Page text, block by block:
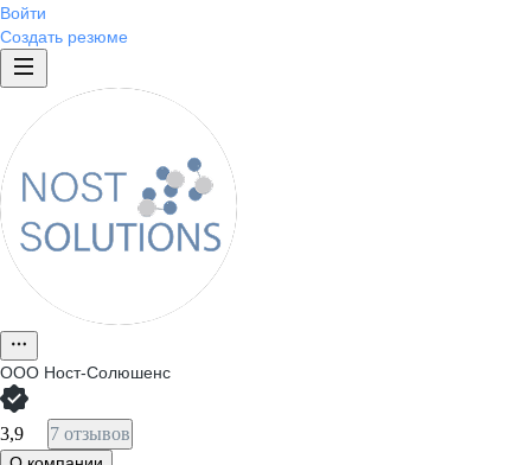
Войти
Создать резюме
ООО Ност-Солюшенс
3,9 7 отзывов